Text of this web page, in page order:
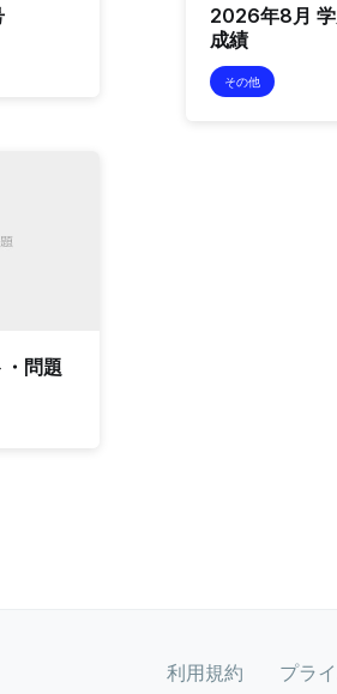
2026年8月
成績
その他
問題
利用規約 プラ